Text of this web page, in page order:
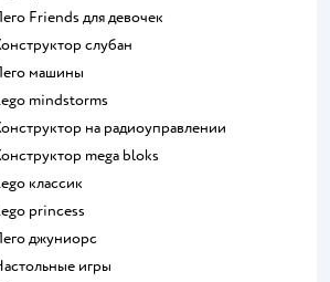
Лего Friends для девочек
Конструктор слубан
Лего машины
Lego mindstorms
Конструктор на радиоуправлении
Конструктор mega bloks
Lego классик
Lego princess
Лего джуниорс
Настольные игры